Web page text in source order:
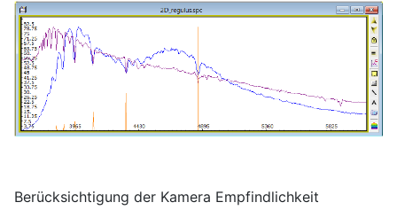
Berücksichtigung der Kamera Empfindlichkeit